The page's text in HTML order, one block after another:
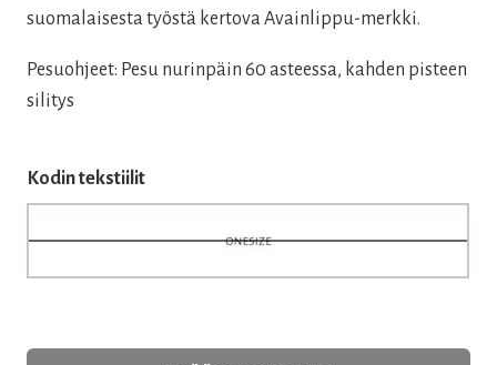
suomalaisesta työstä kertova Avainlippu-merkki.
Pesuohjeet: Pesu nurinpäin 60 asteessa, kahden pisteen
silitys
Kodin tekstiilit